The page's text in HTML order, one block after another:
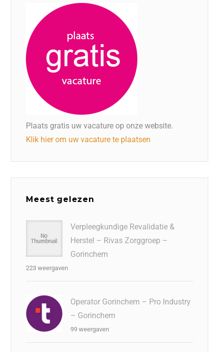
Plaats gratis uw vacature op onze website.
Klik hier om uw vacature te plaatsen
Meest gelezen
Verpleegkundige Revalidatie &
Herstel – Rivas Zorggroep –
Gorinchem
223 weergaven
Operator Gorinchem – Pro Industry
– Gorinchem
99 weergaven